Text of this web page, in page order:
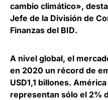
cambio climático»,
Jefe de la División de
Finanzas del BID.
A nivel global, el
en 2020 un récord de
USD1,1 billones.
representan sólo el 2%